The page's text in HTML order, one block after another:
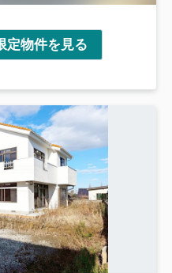
定物件を見る